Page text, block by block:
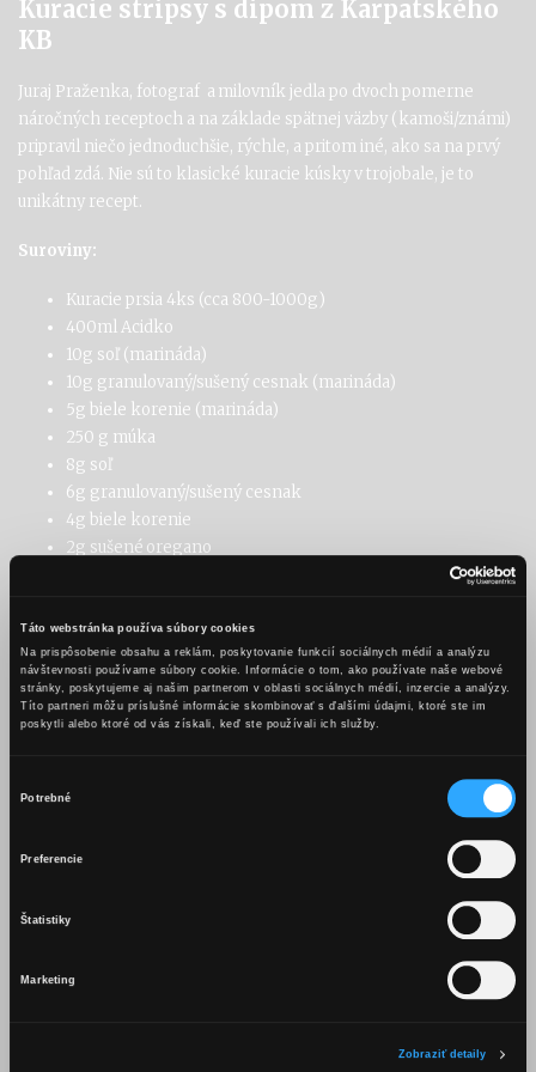
Táto webstránka používa súbory cookies
Na prispôsobenie obsahu a reklám, poskytovanie funkcií sociálnych médií a analýzu
návštevnosti používame súbory cookie. Informácie o tom, ako používate naše webové
stránky, poskytujeme aj našim partnerom v oblasti sociálnych médií, inzercie a analýzy.
Títo partneri môžu príslušné informácie skombinovať s ďalšími údajmi, ktoré ste im
poskytli alebo ktoré od vás získali, keď ste používali ich služby.
Potrebné
Preferencie
Štatistiky
Marketing
Zobraziť detaily
Kuracie stripsy s dipom z Karpatského
KB
Juraj Praženka, fotograf a milovník jedla po dvochpomerne
náročných receptoch a na základe spätnej väzby (kamoši/známi)
pripravil niečo jednoduchšie, rýchle, a pritom iné, ako sa na prvý
pohľad zdá. Nie sú to klasické kuracie kúsky v trojobale, je to
unikátny recept.
Suroviny:
Kuracie prsia 4ks (cca 800-1000g)
400ml Acidko
10g soľ (marináda)
10g granulovaný/sušený cesnak (marináda)
5g biele korenie (marináda)
250 g múka
8g soľ
6g granulovaný/sušený cesnak
4g biele korenie
2g sušené oregano
150g majonéza
100g kečup
2 lyžice worchestrovej omáčky
2 strúčiky cesnaku
Postup:
Kuracie prsia si narežeme na pásiky (stripsy), či kuracie kúsky
(nugetky). V miske zmiešame acidko a koreniny na marinádu.
Mäso následne necháme marinovať min. 1-2 hodiny, ideálne cez
Medzitým si pripravíme dip z Karpatského KB. Zmiešame